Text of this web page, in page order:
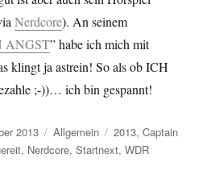
Nerdcore). An seinem
ANGST” habe ich mich mit
klingt ja astrein! So als ob ICH
;-))… ich bin gespannt!
2013 Kategorien
Allgemein Schlagwörter
2013,Captain
, Nerdcore,Startnext,WDR